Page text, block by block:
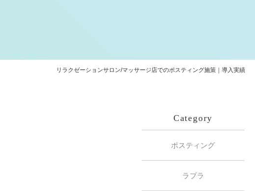
リラクゼーションサロン/マッサージ店でのポスティング施策｜導入実績
Category
ポスティング
ラプラ